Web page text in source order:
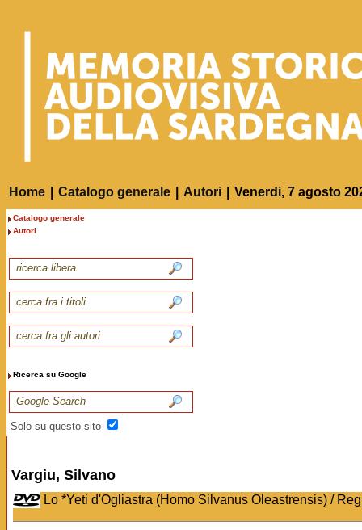
Home Catalogo generale Autori Venerdi, 7 agosto
Catalogo generale
Autori
Ricerca su Google
Solo su questo sito
Vargiu, Silvano
Lo *Yeti d'Ogliastra (Homo Silvanus Oleastrensis) /